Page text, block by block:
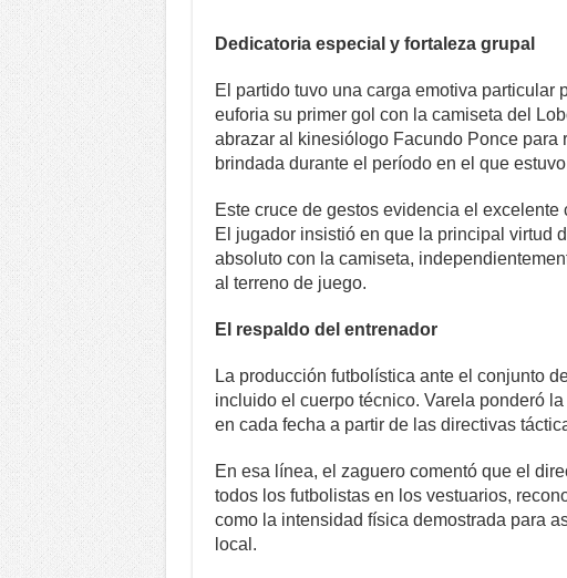
Dedicatoria especial y fortaleza grupal
El partido tuvo una carga emotiva particular
euforia su primer gol con la camiseta del
abrazar al kinesiólogo Facundo Ponce para
brindada durante el período en el que
Este cruce de gestos evidencia el
El jugador insistió en que la principal virtud
absoluto con la camiseta,
al terreno de juego.
El respaldo del entrenador
La producción futbolística ante el conjunto
incluido el cuerpo técnico. Varela ponderó
en cada fecha a partir de las directivas
En esa línea, el zaguero comentó que el
todos los futbolistas en los vestuarios,
como la intensidad física demostrada para
local.